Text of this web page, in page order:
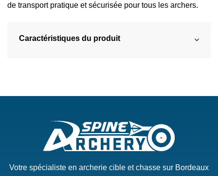
de transport pratique et sécurisée pour tous les archers.
Caractéristiques du produit
Votre spécialiste en archerie cible et chasse sur Bordeaux